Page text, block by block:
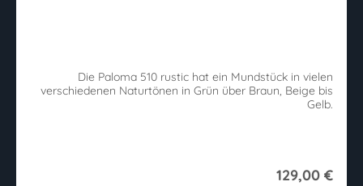
Die Paloma 510 rustic hat ein Mundstück in vielen
verschiedenen Naturtönen in Grün über Braun, Beige bis
Gelb.
129,00 €